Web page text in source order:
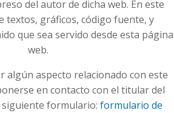
del autor de dicha web. En este
textos, gráficos, código fuente, y
que sea servido desde esta página
web.
algún aspecto relacionado con este
en contacto con el titular del
siguiente formulario: formulario de